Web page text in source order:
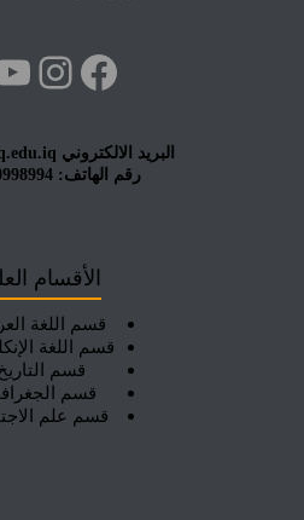
البريد الالكتروني media.art@utq.edu.iq
رقم الهاتف: 009647800998994
الأقسام
قسم اللغة
قسم اللغة
قسم
قسم
قسم علم